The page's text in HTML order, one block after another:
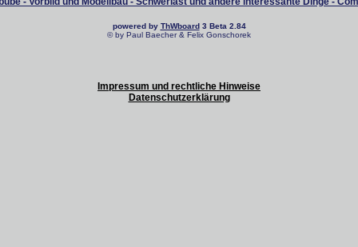
powered by ThWboard3 Beta 2.84
© by Paul Baecher & Felix Gonschorek
Impressum und rechtliche Hinweise
Datenschutzerklärung